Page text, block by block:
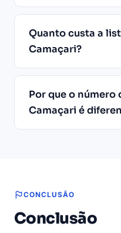
Quanto custa a
Camaçari?
Por que o número
Camaçari é
CONCLUSÃO
Conclusão